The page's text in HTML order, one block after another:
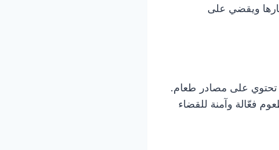
ويقضي على
تحتوي على مصادر طعام.
فعّالة وآمنة للقضاء